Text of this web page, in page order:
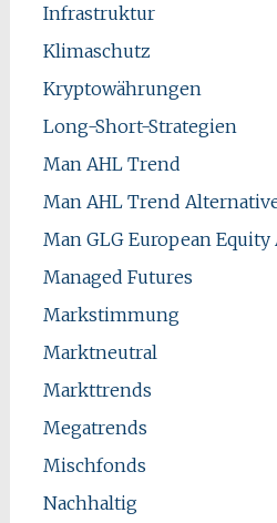
Infrastruktur
Klimaschutz
Kryptowährungen
Long-Short-Strategien
Man AHL Trend
Man AHL Trend
Man GLG European
Managed Futures
Markstimmung
Marktneutral
Markttrends
Megatrends
Mischfonds
Nachhaltig